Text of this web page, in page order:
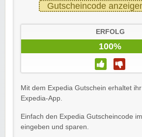
Gutscheincode
ERFOLG
100%
Mit dem Expedia Gutschein erhaltet
Expedia-App.
Einfach den Expedia Gutscheincode
eingeben und sparen.